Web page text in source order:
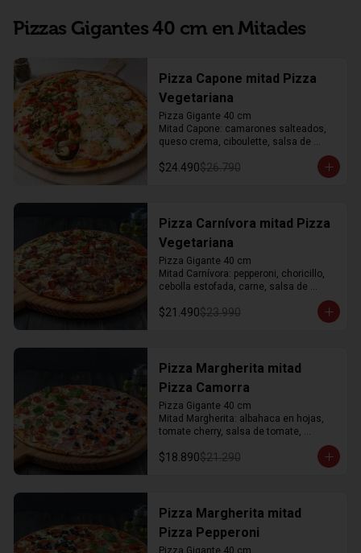
Pizzas Gigantes 40 cm en Mitades
Pizza Capone mitad Pizza
Vegetariana
Pizza Gigante 40 cm
Mitad Capone: camarones salteados,
queso crema, ciboulette, salsa de
Mitad Vegetariana: corazones de
alcachofa, berenjena asada, pimientos
$24.490$26.790
Pizza Carnívora mitad Pizza
Vegetariana
Pizza Gigante 40 cm
Mitad Carnívora: pepperoni, choricillo,
cebolla estofada, carne, salsa de
Mitad Vegetariana: corazones de
alcachofa, berenjena asada, pimientos
$21.490$23.990
Pizza Margherita mitad
Pizza Camorra
Pizza Gigante 40 cm
Mitad Margherita: albahaca en hojas,
tomate cherry, salsa de tomate,
Mitad Camorra: jamón acaramelado,
$18.890$21.290
Pizza Margherita mitad
Pizza Pepperoni
Pizza Gigante 40 cm